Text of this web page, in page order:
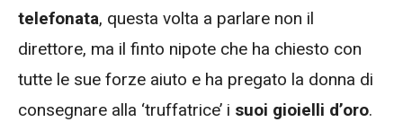
telefonata, questa volta a parlare non il
direttore, ma il finto nipote che ha chiesto con
tutte le sue forze aiuto e ha pregato la donna di
consegnare alla ‘truffatrice’ i suoi gioielli d’oro.